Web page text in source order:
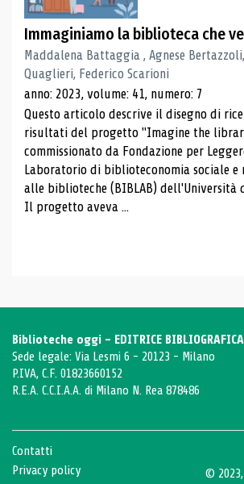
Immaginiamo la biblioteca che
Maddalena Battaggia , Agnese
Quaglieri, Federico Scarioni
anno: 2023, volume: 41, numero: 7
Questo articolo descrive il disegno di
risultati del progetto "Imagine the
commissionato da Fondazione per
Laboratorio di biblioteconomia sociale
alle biblioteche (BIBLAB) dell'Università
Il progetto aveva ...
Biblioteche oggi - EDITRICE
Sede legale: Via Lesmi 6 - 20123 - Milano
P.IVA, C.F. 01823660152
R.E.A. C.C.I.A.A. di Milano N. Rea 878486
Contatti
Privacy policy
©